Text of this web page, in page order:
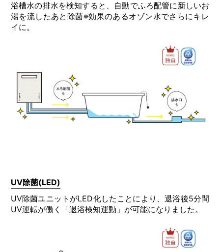
浴槽水の排水を検知すると、自動でふろ配管に新しいお
湯を流したあと除菌※効果のあるオゾン水でさらにキレ
イに。
UV除菌(LED)
UV除菌ユニットがLED化したことにより、退浴後5分間
UV運転が働く「退浴検知運動」が可能になりました。